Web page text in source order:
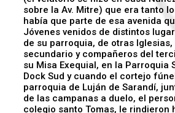
sobre la Av. Mitre) que era tanto
había que parte de esa avenida
Jóvenes venidos de distintos
de su parroquia, de otras Iglesias,
secundario y compañeros del
su Misa Exequial, en la Parroquia
Dock Sud y cuando el cortejo
parroquia de Luján de Sarandí,
de las campanas a duelo, el
colegio santo Tomas, le rindieron